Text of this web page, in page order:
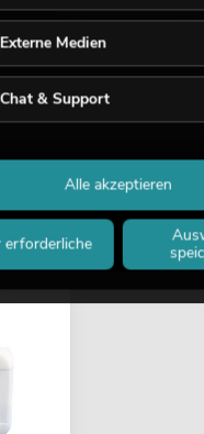
Heads sind bewegliche
Freien. Sie werden bei
eingesetzt.
Externe Medien
Chat & Support
erforderliche
Alle akzeptieren